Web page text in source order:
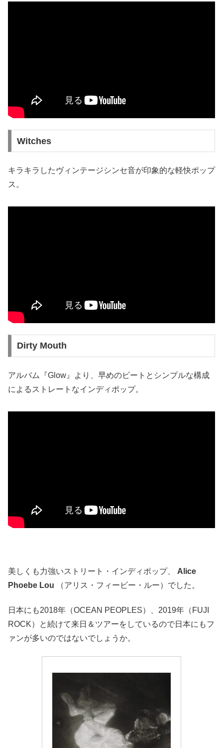
Witches
キラキラしたヴィンテージシンセ音が印象的な軽快ポップ
ス。
Dirty Mouth
アルバム『Glow』より、早めのビートとシンプルな構成
によるストレートなインディポップ。
美しくも力強いストリート・インディポップ、 Alice
Phoebe Lou （アリス・フィービー・ルー）でした。
日本にも2018年（OCEAN PEOPLES）、2019年（FUJI
ROCK）と続けて来日＆ツアーをしているので日本にもフ
ァンが多いのではないでしょうか。